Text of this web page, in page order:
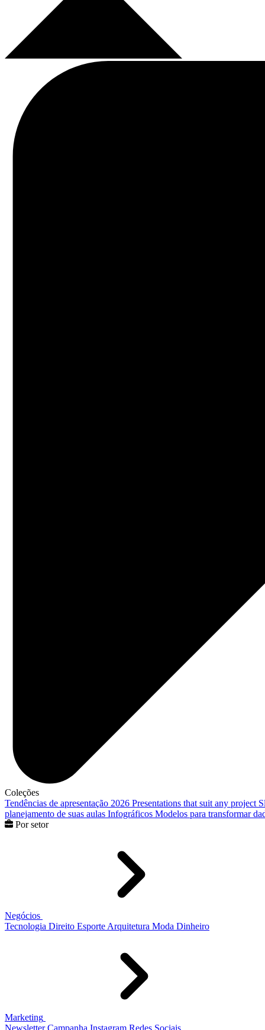
Coleções
Tendências de apresentação 2026 Presentations that suit any project
planejamento de suas aulas Infográficos Modelos para transformar
Por setor
Negócios
Tecnologia Direito Esporte Arquitetura Moda Dinheiro
Marketing
Newsletter Campanha Instagram Redes Sociais